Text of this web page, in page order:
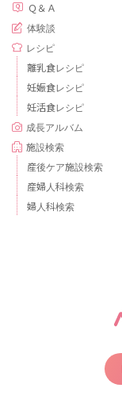
Ｑ＆Ａ
体験談
レシピ
離乳食レシピ
妊娠食レシピ
妊活食レシピ
成長アルバム
施設検索
産後ケア施設検索
産婦人科検索
婦人科検索